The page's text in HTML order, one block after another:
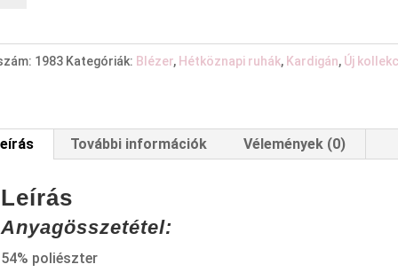
1983 Kategóriák: Blézer, Hétköznapi ruhák, Kardigán, Új
További információk Vélemények (0)
Leírás
Anyagösszetétel:
54% poliészter